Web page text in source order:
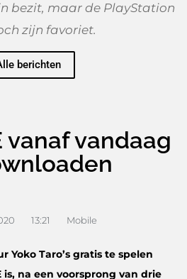
bezit, maar de PlayStation
zijn favoriet.
berichten
vanaf vandaag
13:21 Mobile
Yoko Taro’s gratis te spelen
is, na een voorsprong van drie